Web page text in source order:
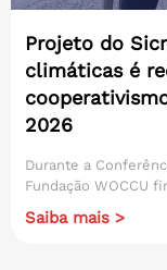
Projeto do
climáticas é
2026
Durante a
Fundação WOCCU
Saiba mais >